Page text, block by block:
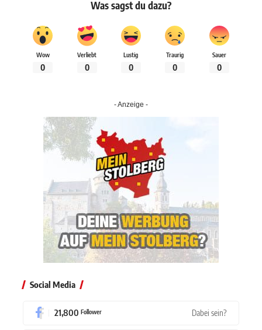
Was sagst du dazu?
Wow
0
Verliebt
0
Lustig
0
Traurig
0
Sauer
0
- Anzeige -
Social Media
21,800 Follower Dabei sein?